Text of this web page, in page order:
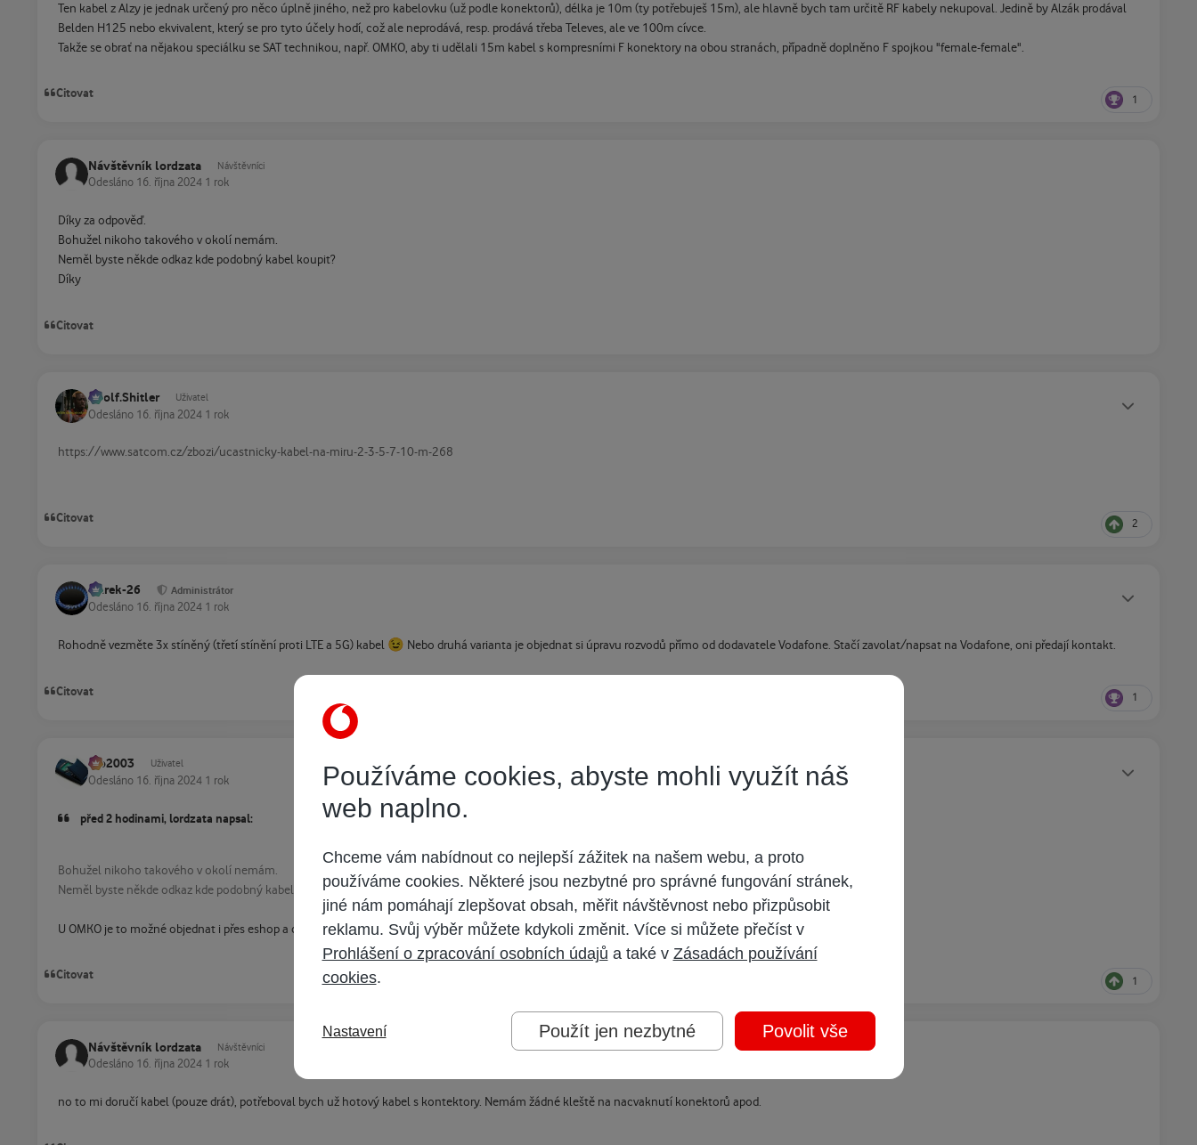
Ten kabel z Alzy je jednak určený pro něco úplně jiného, než pro kabelovku (už podle konektorů), délka je 10m (ty potřebuješ 15m), ale hlavně bych tam určitě RF kabely nekupoval. Jedině by Alzák prodával
Belden H125 nebo ekvivalent, který se pro tyto účely hodí, což ale neprodává, resp. prodává třeba Televes, ale ve 100m cívce.
Takže se obrať na nějakou speciálku se SAT technikou, např. OMKO, aby ti udělali 15m kabel s kompresními F konektory na obou stranách, případně doplněno F spojkou "female-female".
Citovat 1
Návštěvník lordzata Návštěvníci
Odesláno 16. října 2024 1 rok
Díky za odpověď.
Bohužel nikoho takového v okolí nemám.
Neměl byste někde odkaz kde podobný kabel koupit?
Díky
Citovat
Adolf.Shitler Uživatel
Odesláno 16. října 2024 1 rok
https://www.satcom.cz/zbozi/ucastnicky-kabel-na-miru-2-3-5-7-10-m-268
Citovat 2
Marek-26 Administrátor
Odesláno 16. října 2024 1 rok
Rohodně vezměte 3x stíněný (třetí stínění proti LTE a 5G) kabel 😉 Nebo druhá varianta je objednat si úpravu rozvodů přímo od dodavatele Vodafone. Stačí zavolat/napsat na Vodafone, oni předají kontakt.
Citovat 1
Ivo2003 Uživatel
Odesláno 16. října 2024 1 rok
před 2 hodinami, lordzata napsal:
Bohužel nikoho takového v okolí nemám.
Neměl byste někde odkaz kde podobný kabel koupit?
U OMKO je to možné objednat i přes eshop a cena nevychází o moc dráže než tkaničkové kabely u Alzy.
Citovat 1
Návštěvník lordzata Návštěvníci
Odesláno 16. října 2024 1 rok
no to mi doručí kabel (pouze drát), potřeboval bych už hotový kabel s kontektory. Nemám žádné kleště na nacvaknutí konektorů apod.
Používáme cookies, abyste mohli využít náš
web naplno.
Chceme vám nabídnout co nejlepší zážitek na našem webu, a proto
používáme cookies. Některé jsou nezbytné pro správné fungování stránek,
jiné nám pomáhají zlepšovat obsah, měřit návštěvnost nebo přizpůsobit
reklamu. Svůj výběr můžete kdykoli změnit. Více si můžete přečíst v
Prohlášení o zpracování osobních údajů a také v Zásadách používání
cookies.
Použít jen nezbytné Povolit vše
Nastavení